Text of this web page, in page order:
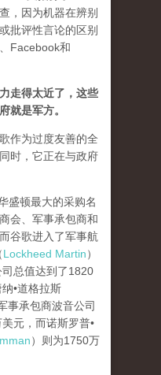
，因为机器在辨别
批评性言论的区别
Facebook和
走得太近了，这些
就是军方。
作为过度友善的全
时，它正在与政府
盛顿最大的采购名
会、军事承包商和
谷歌进入了军事航
Lockheed Martin）
总值达到了1820
•道格拉斯
事承包商波音公司
元，而诺斯罗普•
）则为1750万